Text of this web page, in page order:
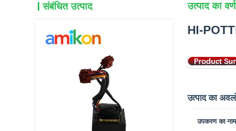
संबंधित उत्पाद उत्पाद का
HI-
उत्पाद का
उपकरण का